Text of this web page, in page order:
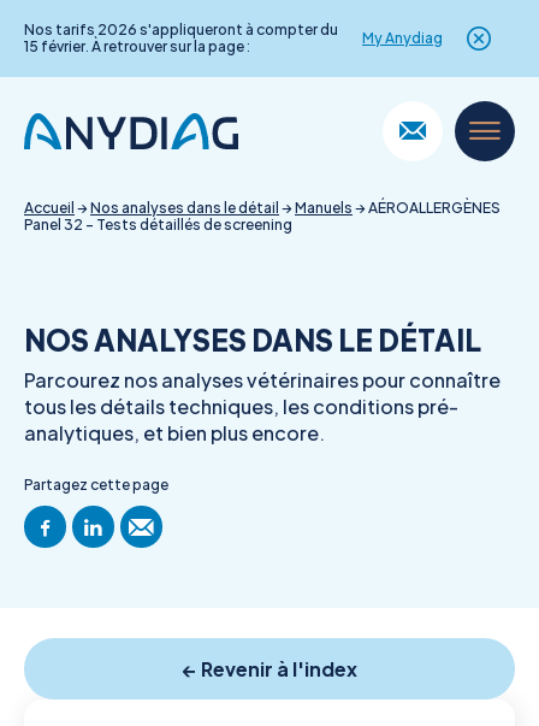
Nos tarifs 2026 s'appliqueront à compter du
15 février. À retrouver sur la page :
My Anydiag
content
Accueil →Nos analyses dans le détail →Manuels →AÉROALLERGÈNES
Panel 32 – Tests détaillés de screening
NOS ANALYSES DANS LE DÉTAIL
Parcourez nos analyses vétérinaires pour connaître
tous les détails techniques, les conditions pré-
analytiques, et bien plus encore.
Partagez cette page
← Revenir à l'index